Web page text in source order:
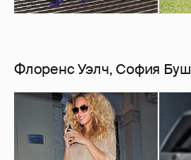
Флоренс Уэлч, София Буш